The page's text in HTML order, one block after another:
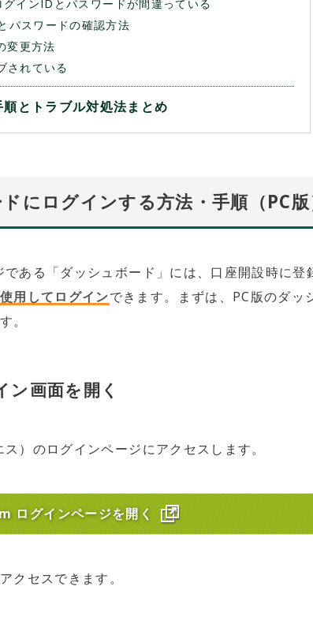
インIDとパスワードが間違っている
パスワードの確認方法
変更方法
されている
とトラブル対処法まとめ
にログインする方法・手順（PC版
である「ダッシュボード」には、口座開設時に登
用してログインできます。まずは、PC版のダッ
。
画面を開く
）のログインページにアクセスします。
ログインページを開く
クセスできます。